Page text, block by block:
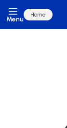
Menu
Home